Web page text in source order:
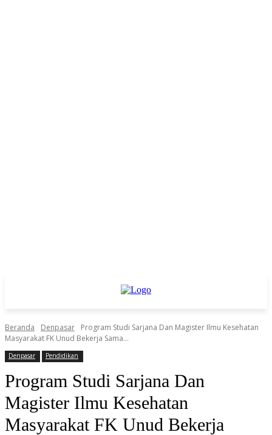
Beranda Denpasar
Program Studi Sarjana Dan Magister Ilmu Kesehatan
Masyarakat FK Unud Bekerja Sama...
Denpasar Pendidikan
Program Studi Sarjana Dan
Magister Ilmu Kesehatan
Masyarakat FK Unud Bekerja